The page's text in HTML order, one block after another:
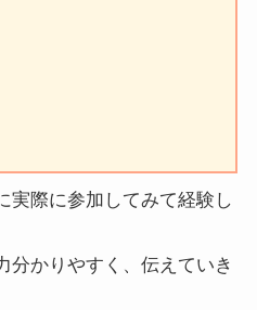
実際に参加してみて経験し
分かりやすく、伝えていき